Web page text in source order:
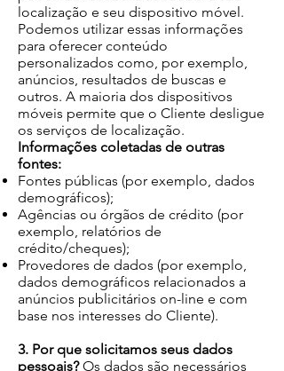
localização e seu dispositivo móvel.
Podemos utilizar essas informações
para oferecer conteúdo
personalizados como, por exemplo,
anúncios, resultados de buscas e
outros. A maioria dos dispositivos
móveis permite que o Cliente desligue
os serviços de localização.
Informações coletadas de outras
fontes:
Fontes públicas (por exemplo, dados
demográficos);
Agências ou órgãos de crédito (por
exemplo, relatórios de
crédito/cheques);
Provedores de dados (por exemplo,
dados demográficos relacionados a
anúncios publicitários on-line e com
base nos interesses do Cliente).
3. Por que solicitamos seus dados
pessoais?Os dados são necessários